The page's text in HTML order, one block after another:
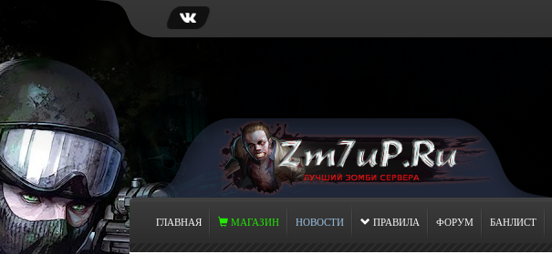
ГЛАВНАЯ МАГАЗИН НОВОСТИ ПРАВИЛА ФОРУМ БАНЛИСТ